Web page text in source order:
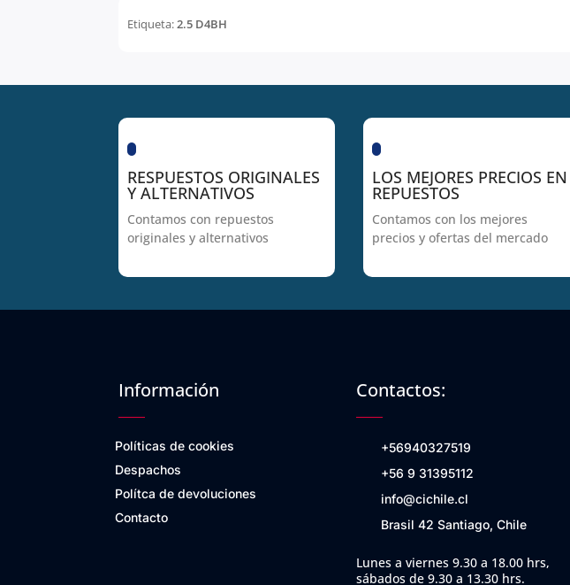
Etiqueta:2.5 D4BH
RESPUESTOS ORIGINALES
Y ALTERNATIVOS
Contamos con repuestos
originales y alternativos
LOS MEJORES PRECIOS EN
REPUESTOS
Contamos con los mejores
precios y ofertas del mercado
Información
Políticas de cookies
Despachos
Polítca de devoluciones
Contacto
Contactos:
+56940327519
+56 9 31395112
info@cichile.cl
Brasil 42 Santiago, Chile
Lunes a viernes 9.30 a 18.00 hrs,
sábados de 9.30 a 13.30 hrs.